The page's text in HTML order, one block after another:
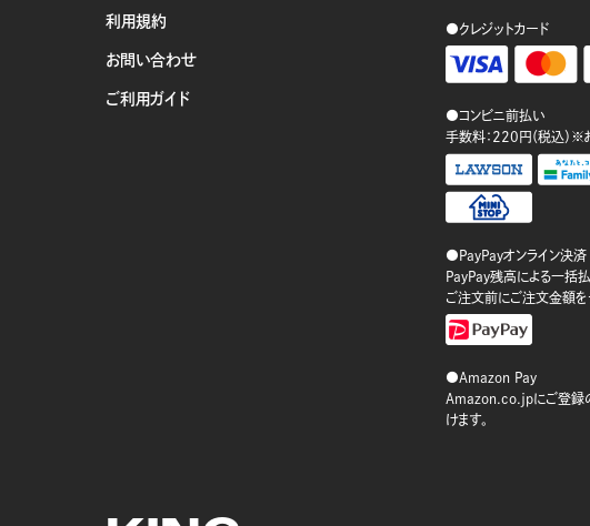
利用規約
お問い合わせ
ご利用ガイド
●クレジットカード
●コンビニ前払い
手数料：220円（税込）※
●PayPayオンライン決済
PayPay残高による一括払
ご注文前にご注文金額を
●Amazon Pay
Amazon.co.jpにご登録
けます。